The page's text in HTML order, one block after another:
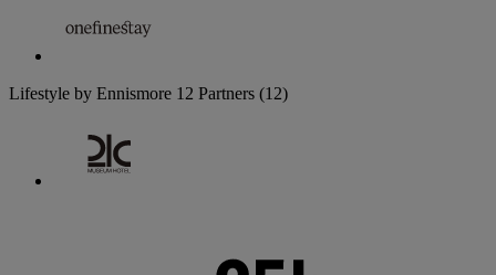
Lifestyle by Ennismore 12 Partners (12)